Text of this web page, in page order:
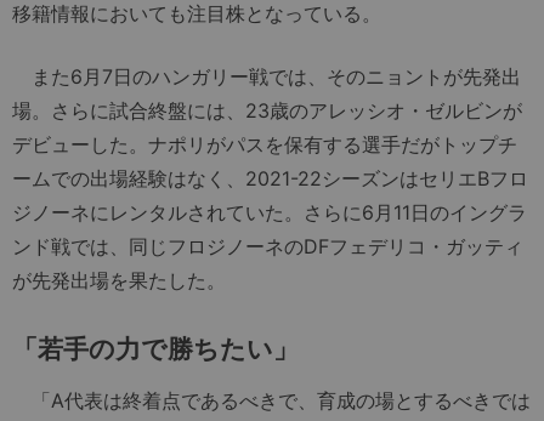
移籍情報においても注目株となっている。
また6月7日のハンガリー戦では、そのニョントが先発出
場。さらに試合終盤には、23歳のアレッシオ・ゼルビンが
デビューした。ナポリがパスを保有する選手だがトップチ
ームでの出場経験はなく、2021-22シーズンはセリエBフロ
ジノーネにレンタルされていた。さらに6月11日のイングラ
ンド戦では、同じフロジノーネのDFフェデリコ・ガッティ
が先発出場を果たした。
「若手の力で勝ちたい」
「A代表は終着点であるべきで、育成の場とするべきでは